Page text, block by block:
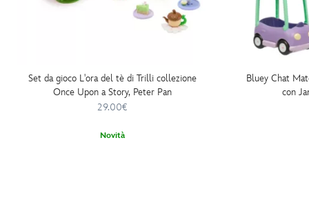
Set da gioco L'ora del tè di Trilli collezione
Once Upon a Story, Peter Pan
29.00€
Novità
Bluey Chat
con